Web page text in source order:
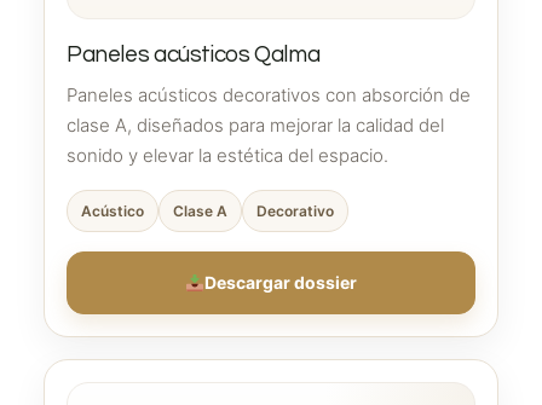
Paneles acústicos Qalma
Paneles acústicos decorativos con absorción de
clase A, diseñados para mejorar la calidad del
sonido y elevar la estética del espacio.
Acústico Clase A Decorativo
Descargar dossier